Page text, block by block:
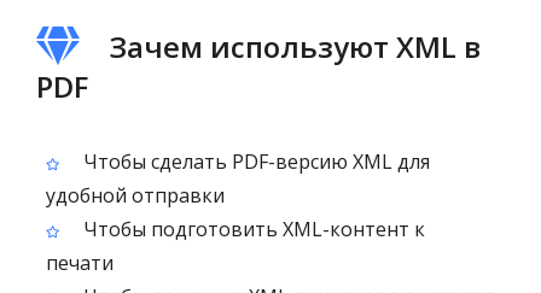
Зачем используют XML в
PDF
Чтобы сделать PDF-версию XML для
удобной отправки
Чтобы подготовить XML-контент к
печати